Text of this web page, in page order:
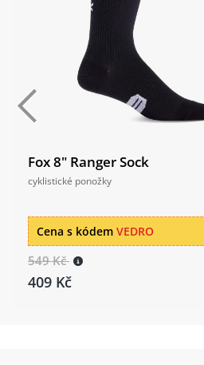
Fox 8" Ranger Sock
cyklistické ponožky
Cena s kódem VEDRO
549 Kč
409 Kč